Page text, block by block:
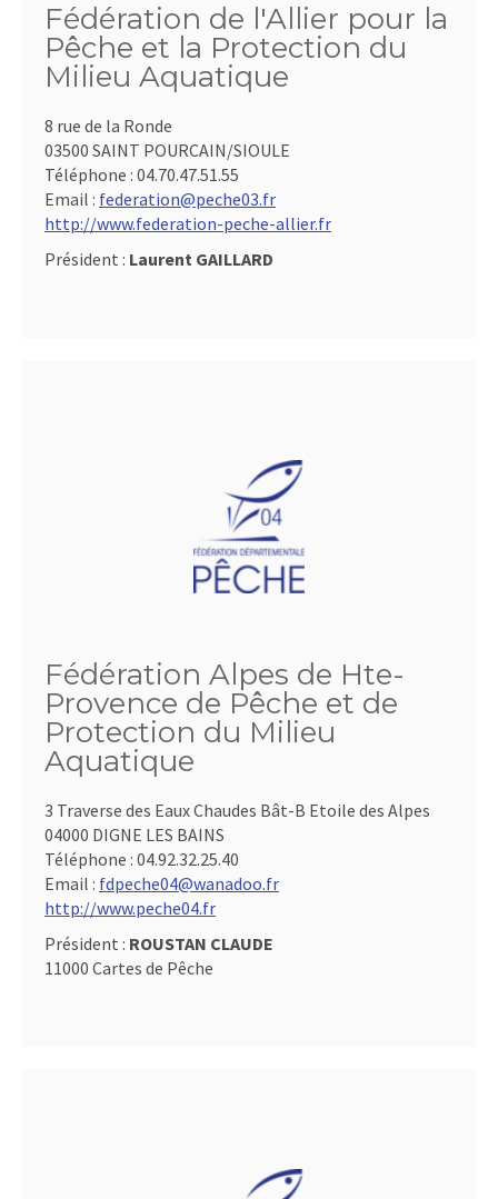
Fédération de l'Allier pour la
Pêche et la Protection du
Milieu Aquatique
8 rue de la Ronde
03500 SAINT POURCAIN/SIOULE
Téléphone : 04.70.47.51.55
Email : federation@peche03.fr
http://www.federation-peche-allier.fr
Président : Laurent GAILLARD
Fédération Alpes de Hte-
Provence de Pêche et de
Protection du Milieu
Aquatique
3 Traverse des Eaux Chaudes Bât-B Etoile des Alpes
04000 DIGNE LES BAINS
Téléphone : 04.92.32.25.40
Email : fdpeche04@wanadoo.fr
http://www.peche04.fr
Président : ROUSTAN CLAUDE
11000 Cartes de Pêche